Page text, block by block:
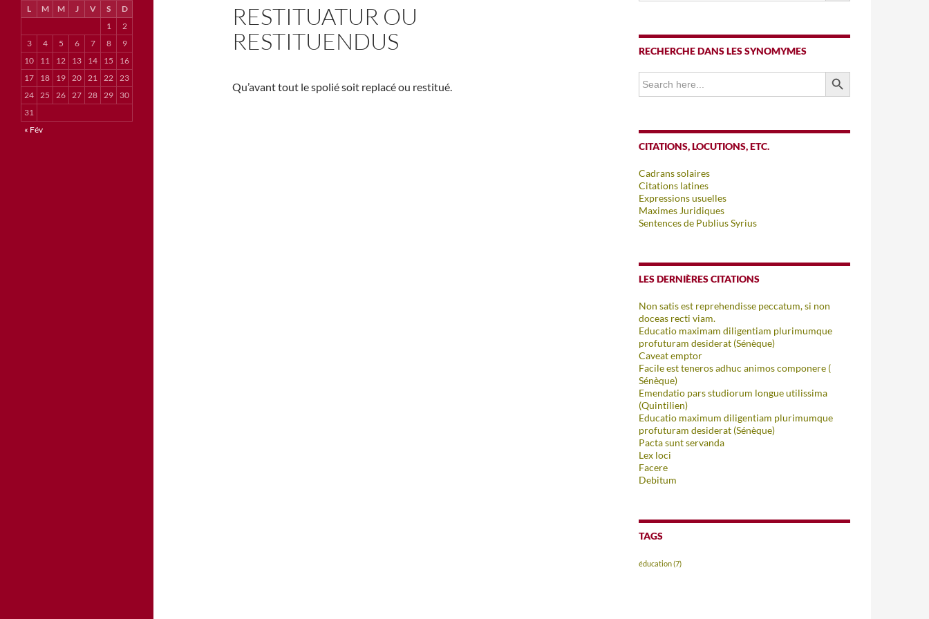
RESTITUATUR OU
RESTITUENDUS
Qu’avant tout le spolié soit replacé ou restitué.
RECHERCHE DANS LES SYNOMYMES
Search
for:
SEARCH BUTTON
CITATIONS, LOCUTIONS, ETC.
Cadrans solaires
Citations latines
Expressions usuelles
Maximes Juridiques
Sentences de Publius Syrius
LES DERNIÈRES CITATIONS
Non satis est reprehendisse peccatum, si non
doceas recti viam.
Educatio maximam diligentiam plurimumque
profuturam desiderat (Sénèque)
Caveat emptor
Facile est teneros adhuc animos componere (
Sénèque)
Emendatio pars studiorum longue utilissima
(Quintilien)
Educatio maximum diligentiam plurimumque
profuturam desiderat (Sénèque)
Pacta sunt servanda
Lex loci
Facere
Debitum
TAGS
éducation(7)
L M M J V S
D
1
2
3
4 5 6 7 8
9
10
11 12 13 14 15
16
17
18 19 20 21 22 23
24 25 26 27 28 29
30
31
« Fév